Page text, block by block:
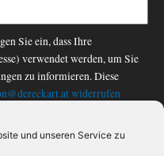
und unseren Service zu
Sie ein, dass Ihre
verwendet werden, um Sie
zu informieren. Diese
widerrufen